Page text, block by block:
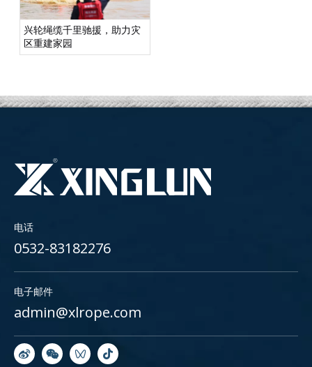
兴轮绳缆千里驰援，助力灾
区重建家园
电话
0532-83182276
电子邮件
admin@xlrope.com